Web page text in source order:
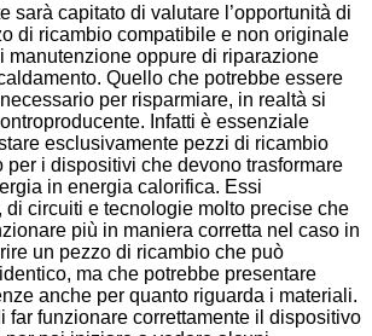
sarà capitato di valutare l’opportunità di
di ricambio compatibile e non originale
manutenzione oppure di riparazione
Quello che potrebbe essere
per risparmiare, in realtà si
Infatti è essenziale
esclusivamente pezzi di ricambio
per i dispositivi che devono trasformare
in energia calorifica. Essi
di circuiti e tecnologie molto precise che
più in maniera corretta nel caso in
un pezzo di ricambio che può
ma che potrebbe presentare
anche per quanto riguarda i materiali.
far funzionare correttamente il dispositivo